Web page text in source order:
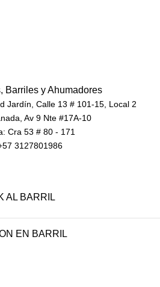
Barriles y Ahumadores
Jardín, Calle 13 # 101-15, Local 2
Av 9 Nte #17A-10
Cra 53 # 80 - 171
3127801986
AL BARRIL
EN BARRIL